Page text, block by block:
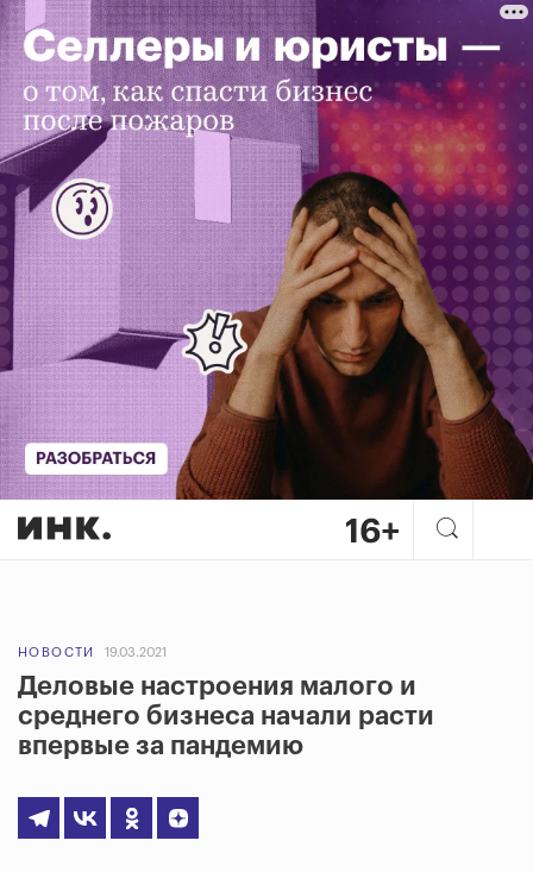
НОВОСТИ 19.03.2021
Деловые настроения малого и
среднего бизнеса начали расти
впервые за пандемию